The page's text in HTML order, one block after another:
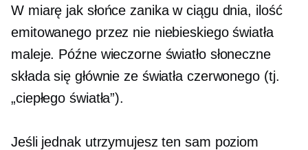
W miarę jak słońce zanika w ciągu dnia, ilość
emitowanego przez nie niebieskiego światła
maleje. Późne wieczorne światło słoneczne
składa się głównie ze światła czerwonego (tj.
„ciepłego światła”).
Jeśli jednak utrzymujesz ten sam poziom